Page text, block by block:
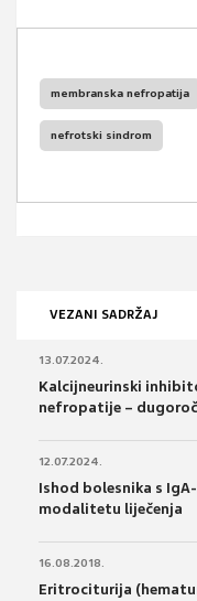
membranska nefropatija
nefrotski sindrom
VEZANI SADRŽAJ
13.07.2024.
Kalcijneurinski
nefropatije –
12.07.2024.
Ishod bolesnika s
modalitetu liječenja
16.08.2018.
Eritrociturija